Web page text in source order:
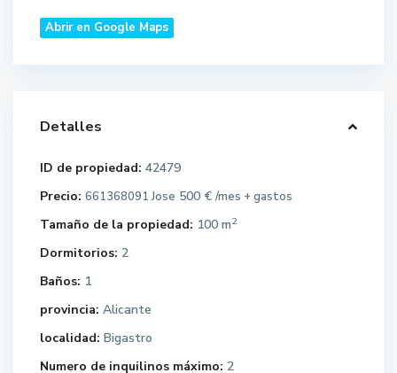
Abrir en Google Maps
Detalles
ID de propiedad: 42479
Precio: 661368091 Jose 500 € /mes + gastos
Tamaño de la propiedad: 100 m2
Dormitorios: 2
Baños: 1
provincia: Alicante
localidad: Bigastro
Numero de inquilinos máximo: 2